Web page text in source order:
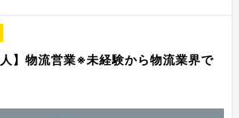
人】物流営業※未経験から物流業界で